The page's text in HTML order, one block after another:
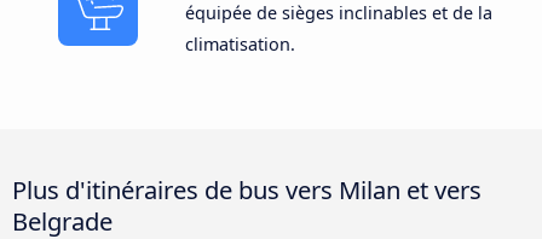
équipée de sièges inclinables et de la
climatisation.
Plus d'itinéraires de bus vers Milan et vers
Belgrade